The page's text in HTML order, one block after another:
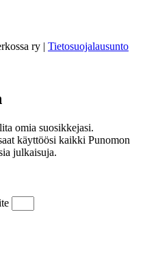
ry | Tietosuojalausunto
omia suosikkejasi.
käyttöösi kaikki Punomon
julkaisuja.